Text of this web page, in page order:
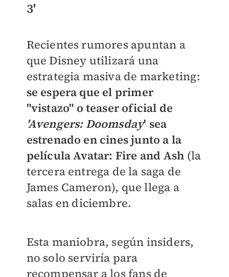
3'
Recientes rumores apuntan a
que Disney utilizará una
estrategia masiva de marketing:
se espera que el primer
"vistazo" o teaser oficial de
'Avengers: Doomsday' sea
estrenado en cines junto a la
película Avatar: Fire and Ash (la
tercera entrega de la saga de
James Cameron), que llega a
salas en diciembre.
Esta maniobra, según insiders,
no solo serviría para
recompensar a los fans de